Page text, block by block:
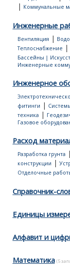
| Коммунальные
Инженерные
Вентиляция |
Теплоснабжение |
Бассейны |
Инженерные
Инженерное
фитинги |
техника |
Газовое
Расход
Разработка грунта |
конструкции |
Отделочные
Справочник-
Единицы
Алфавит и
Математика (5